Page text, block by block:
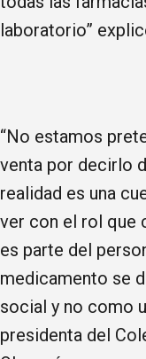
laboratorio”
“No estamos
venta por decirlo
realidad es una
ver con el rol que
es parte del
medicamento se
social y no como
presidenta del